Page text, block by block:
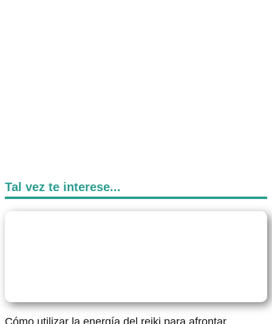
Tal vez te interese...
Cómo utilizar la energía del reiki para afrontar